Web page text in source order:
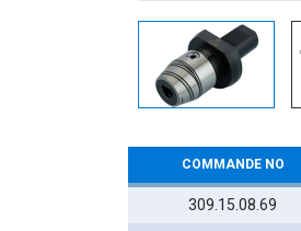
COMMANDE NO
309.15.08.69